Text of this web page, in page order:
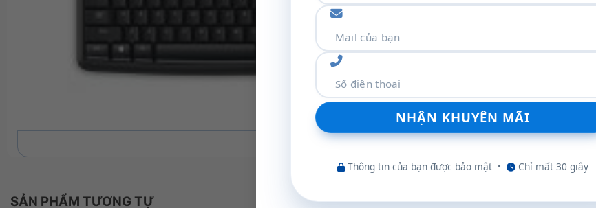
Thông tin của bạn được bảo mật • Chỉ mất 30 giây
Xem thêm
SẢN PHẨM TƯƠNG TỰ